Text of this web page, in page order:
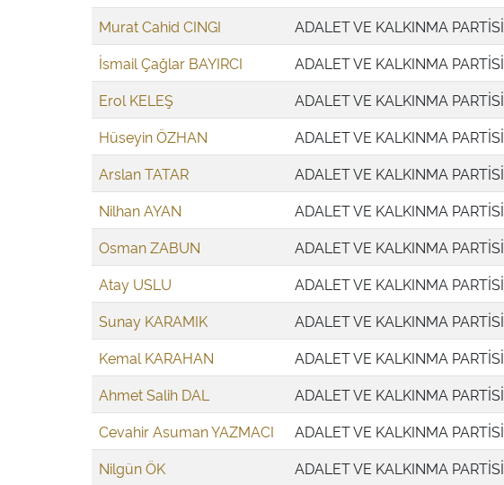
Murat Cahid CINGI
ADALET VE KALKINMA PARTİSİ
İsmail Çağlar BAYIRCI
ADALET VE KALKINMA PARTİSİ
Erol KELEŞ
ADALET VE KALKINMA PARTİSİ
Hüseyin ÖZHAN
ADALET VE KALKINMA PARTİSİ
Arslan TATAR
ADALET VE KALKINMA PARTİSİ
Nilhan AYAN
ADALET VE KALKINMA PARTİSİ
Osman ZABUN
ADALET VE KALKINMA PARTİSİ
Atay USLU
ADALET VE KALKINMA PARTİSİ
Sunay KARAMIK
ADALET VE KALKINMA PARTİSİ
Kemal KARAHAN
ADALET VE KALKINMA PARTİSİ
Ahmet Salih DAL
ADALET VE KALKINMA PARTİSİ
Cevahir Asuman YAZMACI
ADALET VE KALKINMA PARTİSİ
Nilgün ÖK
ADALET VE KALKINMA PARTİSİ